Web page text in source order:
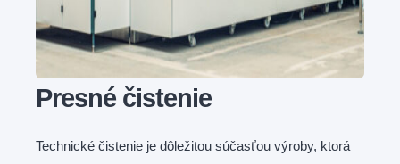
Presné čistenie
Technické čistenie je dôležitou súčasťou výroby, ktorá